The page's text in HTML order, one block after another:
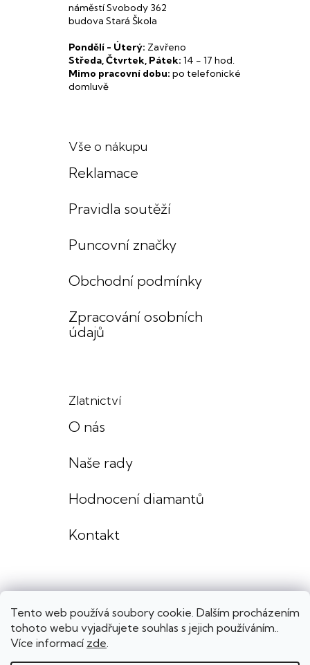
Tento web používá soubory cookie. Dalším procházením
tohoto webu vyjadřujete souhlas s jejich používáním..
Více informací zde.
náměstí Svobody 362
budova Stará Škola
Pondělí - Úterý: Zavřeno
Středa, Čtvrtek, Pátek: 14 - 17 hod.
Mimo pracovní dobu: po telefonické
domluvě
Vše o nákupu
Reklamace
Pravidla soutěží
Puncovní značky
Obchodní podmínky
Zpracování osobních
údajů
Zlatnictví
O nás
Naše rady
Hodnocení diamantů
Kontakt